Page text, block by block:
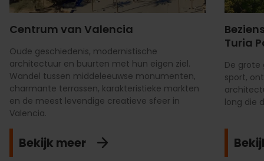
Centrum van Valencia
Oude geschiedenis, modernistische
architectuur en buurten met hun eigen ziel.
Wandel tussen middeleeuwse monumenten,
charmante terrassen, karakteristieke markten
en de meest levendige creatieve sfeer in
Valencia.
Bekijk meer
Turia
De grote
sport,
long die